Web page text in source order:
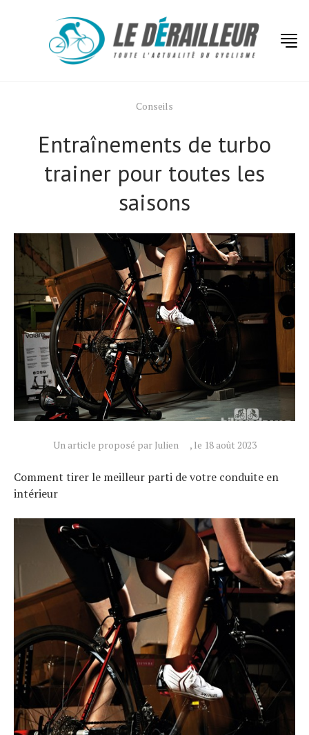
Conseils
Entraînements de turbo
trainer pour toutes les
saisons
Un article proposé par Julien , le 18 août 2023
Comment tirer le meilleur parti de votre conduite en
intérieur